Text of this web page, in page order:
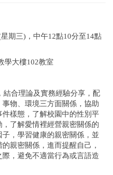
期三)，中午12點10分至14點
學大樓102教室
合理論及實務經驗分享，配
物、環境三方面關係，協助
樣態，了解校園中的性別平
了解愛情裡經營親密關係的
，學習健康的親密關係，並
親密關係，進而提醒自己，
，避免不適當行為或言語造